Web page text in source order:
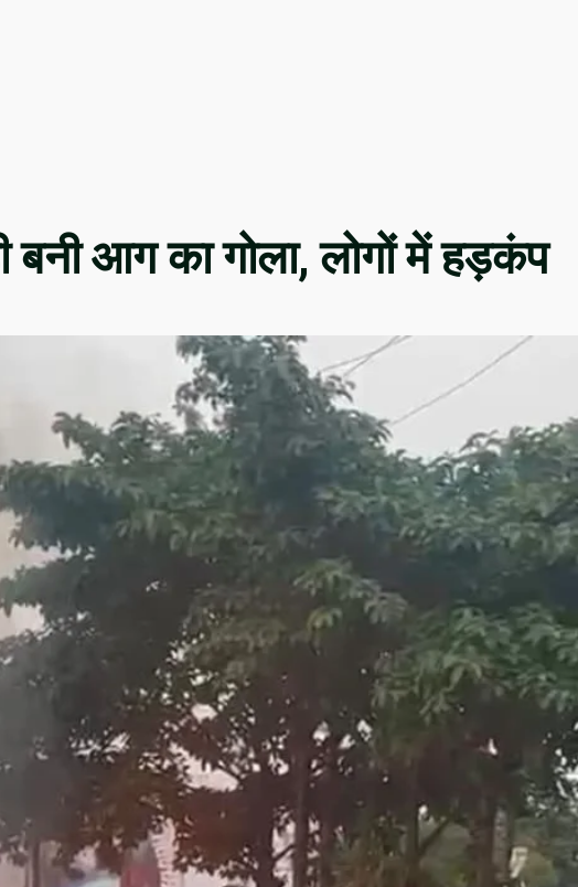
बनी आग का गोला, लोगों में हड़कंप